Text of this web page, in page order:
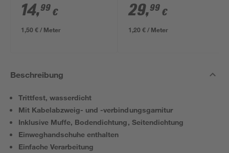
14,99 €
1,50 € / Meter
29,99 €
1,20 € / Meter
Beschreibung
Trittfest, wasserdicht
Mit Kabelabzweig- und -verbindungsgarnitur
Inklusive Muffe, Bodendichtung, Seitendichtung
Einweghandschuhe enthalten
Einfache Verarbeitung